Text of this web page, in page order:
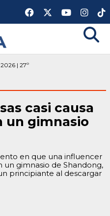
| 27º
casi causa
un gimnasio
en que una influencer
un gimnasio de Shandong,
principiante al descargar